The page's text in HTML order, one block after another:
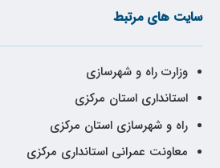
سایت های مرتبط
وزارت راه و شهرسازی
استانداری استان مرکزی
راه و شهرسازی استان مرکزی
معاونت عمرانی استانداری مرکزی